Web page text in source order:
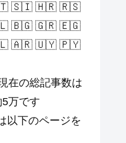
🇸🇮 🇭🇷 🇷🇸
🇧🇬 🇬🇷 🇪🇬
🇦🇷 🇺🇾 🇵🇾
在の総記事数は
万です
以下のページを